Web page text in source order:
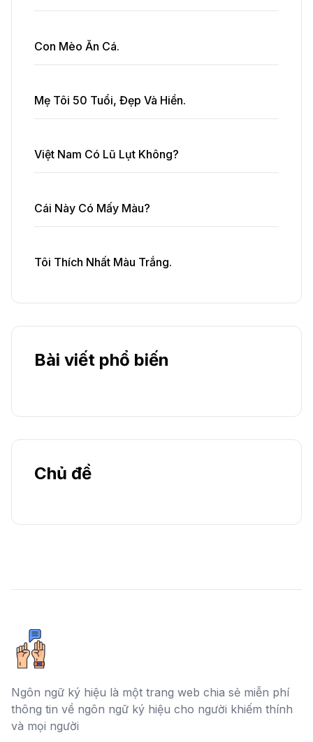
Con Mèo Ăn Cá.
Mẹ Tôi 50 Tuổi, Đẹp Và Hiền.
Việt Nam Có Lũ Lụt Không?
Cái Này Có Mấy Màu?
Tôi Thích Nhất Màu Trắng.
Bài viết phổ biến
Chủ đề
Ngôn ngữ ký hiệu là một trang web chia sẻ miễn phí
thông tin về ngôn ngữ ký hiệu cho người khiếm thính
và mọi người